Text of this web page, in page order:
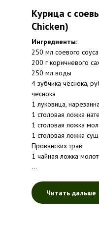
Курица с
Chicken)
Ингредиенты:
250 мл соевого соуса
200 г коричневого
250 мл воды
4 зубчика чеснока,
чеснока
1 луковица,
1 столовая ложка
1 столовая ложка
1 столовая ложка
Прованских трав
1 чайная ложка
...
Читать дальше